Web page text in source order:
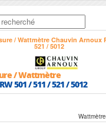
/ Wattmètre
501 / 511 / 521 / 5012
Wattmètre